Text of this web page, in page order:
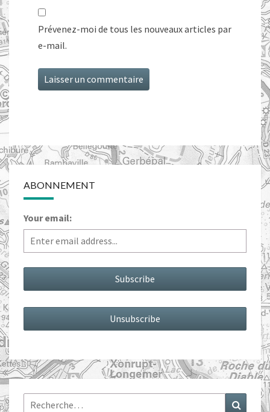
Prévenez-moi de tous les nouveaux articles par
e-mail.
ABONNEMENT
Your email:
Rechercher :